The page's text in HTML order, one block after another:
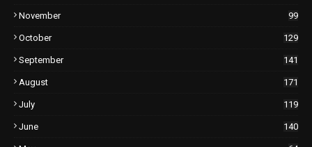
November 99
October 129
September 141
August 171
July 119
June 140